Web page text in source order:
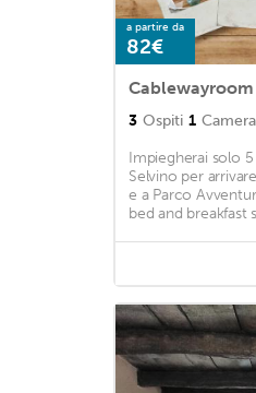
a partire da
82€
Cablewayroom
3 Ospiti 1 Camera
Impiegherai solo
Selvino per
e a Parco
bed and breakfast